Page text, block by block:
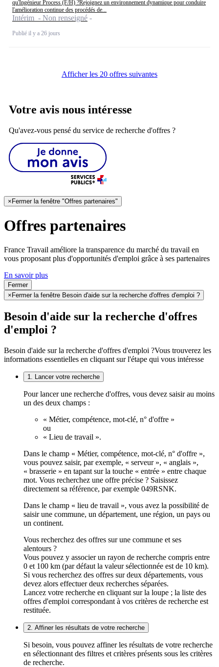
qu'Ingénieur Process (F/H) ?Rejoignez un environnement dynamique pour conduire
l'amélioration continue des procédés de...
Intérim - Non renseigné
Publié il y a 26 jours
Afficher les 20 offres suivantes
Votre avis nous intéresse
Qu'avez-vous pensé du service de recherche d'offres ?
× Fermer la fenêtre "Offres partenaires"
Offres partenaires
France Travail améliore la transparence du marché du travail en
vous proposant plus d'opportunités d'emploi grâce à ses partenaires
En savoir plus
Fermer
× Fermer la fenêtre Besoin d'aide sur la recherche d'offres d'emploi ?
Besoin d'aide sur la recherche d'offres
d'emploi ?
Besoin d'aide sur la recherche d'offres d'emploi ?Vous trouverez les
informations essentielles en cliquant sur l'étape qui vous intéresse
1. Lancer votre recherche
Pour lancer une recherche d'offres, vous devez saisir au moins
un des deux champs :
« Métier, compétence, mot-clé, n° d'offre »
ou
« Lieu de travail ».
Dans le champ « Métier, compétence, mot-clé, n° d'offre »,
vous pouvez saisir, par exemple, « serveur », « anglais »,
« brasserie » en tapant sur la touche « entrée » entre chaque
mot. Vous recherchez une offre précise ? Saisissez
directement sa référence, par exemple 049RSNK.
Dans le champ « lieu de travail », vous avez la possibilité de
saisir une commune, un département, une région, un pays ou
un continent.
Vous recherchez des offres sur une commune et ses
alentours ?
Vous pouvez y associer un rayon de recherche compris entre
0 et 100 km (par défaut la valeur sélectionnée est de 10 km).
Si vous recherchez des offres sur deux départements, vous
devez alors effectuer deux recherches séparées.
Lancez votre recherche en cliquant sur la loupe ; la liste des
offres d'emploi correspondant à vos critères de recherche est
restituée.
2. Affiner les résultats de votre recherche
Si besoin, vous pouvez affiner les résultats de votre recherche
en sélectionnant des filtres et critères présents sous les critères
de recherche.